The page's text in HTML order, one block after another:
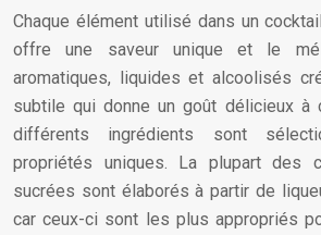
Chaque élément utilisé dans un
offre une saveur unique et le
aromatiques, liquides et alcoolisés
subtile qui donne un goût délicieux à
différents ingrédients sont
propriétés uniques. La plupart des
sucrées sont élaborés à partir de
car ceux-ci sont les plus appropriés